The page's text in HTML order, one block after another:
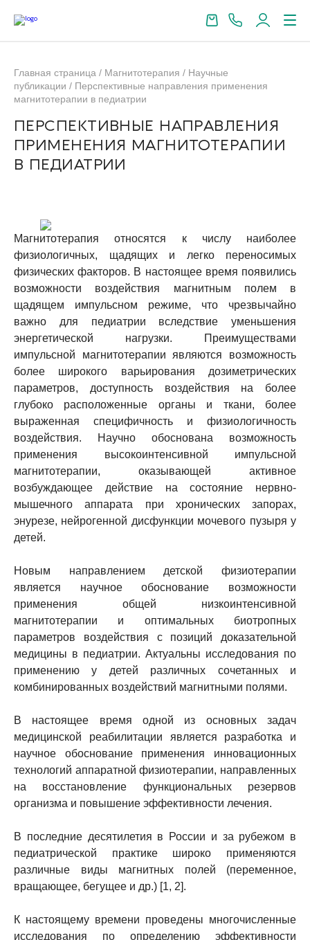
Главная страница / Магнитотерапия / Научные
публикации / Перспективные направления применения
магнитотерапии в педиатрии
ПЕРСПЕКТИВНЫЕ НАПРАВЛЕНИЯ
ПРИМЕНЕНИЯ МАГНИТОТЕРАПИИ
В ПЕДИАТРИИ
Магнитотерапия относятся к числу наиболее
физиологичных, щадящих и легко переносимых
физических факторов. В настоящее время появились
возможности воздействия магнитным полем в
щадящем импульсном режиме, что чрезвычайно
важно для педиатрии вследствие уменьшения
энергетической нагрузки. Преимуществами
импульсной магнитотерапии являются возможность
более широкого варьирования дозиметрических
параметров, доступность воздействия на более
глубоко расположенные органы и ткани, более
выраженная специфичность и физиологичность
воздействия. Научно обоснована возможность
применения высокоинтенсивной импульсной
магнитотерапии, оказывающей активное
возбуждающее действие на состояние нервно-
мышечного аппарата при хронических запорах,
энурезе, нейрогенной дисфункции мочевого пузыря у
детей.
Новым направлением детской физиотерапии
является научное обоснование возможности
применения общей низкоинтенсивной
магнитотерапии и оптимальных биотропных
параметров воздействия с позиций доказательной
медицины в педиатрии. Актуальны исследования по
применению у детей различных сочетанных и
комбинированных воздействий магнитными полями.
В настоящее время одной из основных задач
медицинской реабилитации является разработка и
научное обоснование применения инновационных
технологий аппаратной физиотерапии, направленных
на восстановление функциональных резервов
организма и повышение эффективности лечения.
В последние десятилетия в России и за рубежом в
педиатрической практике широко применяются
различные виды магнитных полей (переменное,
вращающее, бегущее и др.) [1, 2].
К настоящему времени проведены многочисленные
исследования по определению эффективности